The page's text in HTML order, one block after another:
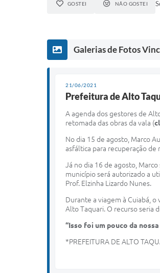
GOSTEI NÃO GOSTEI
Galerias de Fotos
21/06/2021
Prefeitura de Alto
A agenda dos gestores de
retomada das obras da vala (
No dia 15 de agosto, Marco
asfáltica para recuperação de
Já no dia 16 de agosto,
município será autorizado a
Prof. Elzinha Lizardo Nunes.
Durante a viagem à Cuiabá,
Alto Taquari. O recurso seria
“Isso foi um pouco da
*PREFEITURA DE ALTO